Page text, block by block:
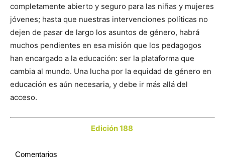
completamente abierto y seguro para las niñas y mujeres
jóvenes; hasta que nuestras intervenciones políticas no
dejen de pasar de largo los asuntos de género, habrá
muchos pendientes en esa misión que los pedagogos
han encargado a la educación: ser la plataforma que
cambia al mundo. Una lucha por la equidad de género en
educación es aún necesaria, y debe ir más allá del
acceso.
Edición 188
Comentarios